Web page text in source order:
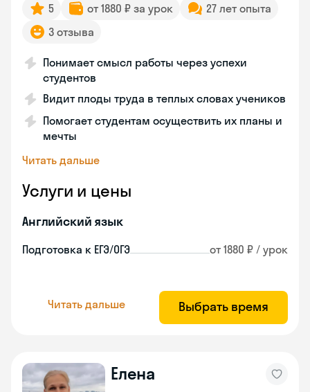
5 от 1880 ₽ за урок
27 лет опыта
3 отзыва
Понимает смысл работы через успехи
студентов
Видит плоды труда в теплых словах учеников
Помогает студентам осуществить их планы и
мечты
Читать дальше
Услуги и цены
Английский язык
Подготовка к ЕГЭ/ОГЭ от 1880 ₽ / урок
Читать дальше Выбрать время
Елена